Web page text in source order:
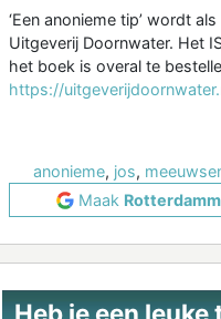
‘Een anonieme tip’ wordt
Uitgeverij Doornwater. Het
het boek is overal te
https://
anonieme, jos,
Maak
Heb je een